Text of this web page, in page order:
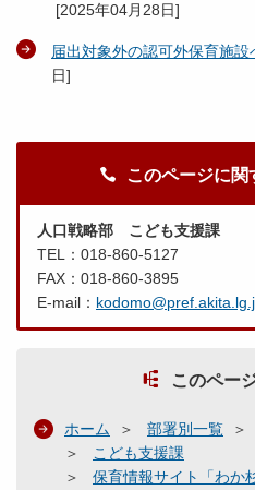
[2025年04月28日]
届出対象外の認可外保育施設
日]
このページに関
人口戦略部 こども支援課
TEL：018-860-5127
FAX：018-860-3895
E-mail：
このペー
ホーム 部署別一覧
こども支援課
保育情報サイト「わか